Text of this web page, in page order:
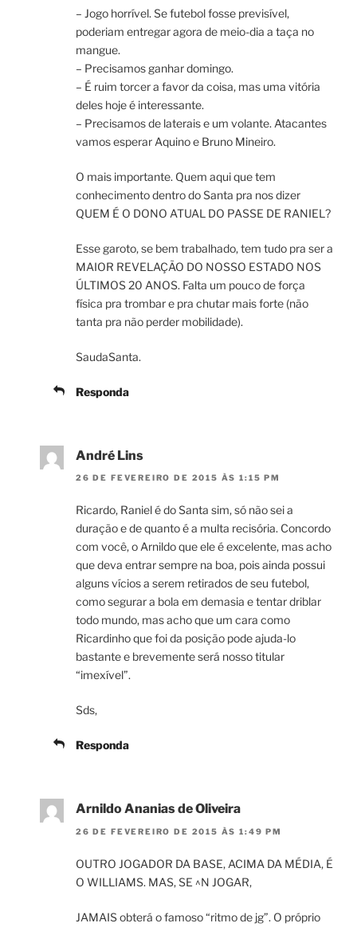
– Jogo horrível. Se futebol fosse previsível,
poderiam entregar agora de meio-dia a taça no
mangue.
– Precisamos ganhar domingo.
– É ruim torcer a favor da coisa, mas uma vitória
deles hoje é interessante.
– Precisamos de laterais e um volante. Atacantes
vamos esperar Aquino e Bruno Mineiro.
O mais importante. Quem aqui que tem
conhecimento dentro do Santa pra nos dizer
QUEM É O DONO ATUAL DO PASSE DE RANIEL?
Esse garoto, se bem trabalhado, tem tudo pra ser a
MAIOR REVELAÇÃO DO NOSSO ESTADO NOS
ÚLTIMOS 20 ANOS. Falta um pouco de força
física pra trombar e pra chutar mais forte (não
tanta pra não perder mobilidade).
SaudaSanta.
Responda
André Lins
26 DE FEVEREIRO DE 2015 ÀS 1:15 PM
Ricardo, Raniel é do Santa sim, só não sei a
duração e de quanto é a multa recisória. Concordo
com você, o Arnildo que ele é excelente, mas acho
que deva entrar sempre na boa, pois ainda possui
alguns vícios a serem retirados de seu futebol,
como segurar a bola em demasia e tentar driblar
todo mundo, mas acho que um cara como
Ricardinho que foi da posição pode ajuda-lo
bastante e brevemente será nosso titular
“imexível”.
Sds,
Responda
Arnildo Ananias de Oliveira
26 DE FEVEREIRO DE 2015 ÀS 1:49 PM
OUTRO JOGADOR DA BASE, ACIMA DA MÉDIA, É
O WILLIAMS. MAS, SE ^N JOGAR,
JAMAIS obterá o famoso “ritmo de jg”. O próprio